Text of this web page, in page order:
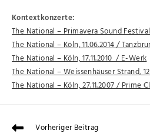
Kontextkonzerte:
The National – Primavera Sound
The National – Köln, 11.06.2014 /
The National – Köln, 17.11.2010 / E-Werk
The National – Weissenhäuser Strand,
The National – Köln, 27.11.2007 / Prime
Vorheriger Beitrag